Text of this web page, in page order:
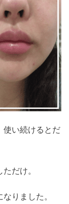
使い続けるとだ
だけ。
りました。